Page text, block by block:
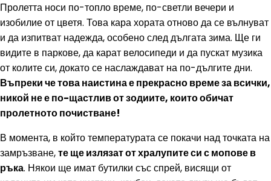
Пролетта носи по-топло време, по-светли вечери и
изобилие от цветя. Това кара хората отново да се вълнуват
и да изпитват надежда, особено след дългата зима. Ще ги
видите в паркове, да карат велосипеди и да пускат музика
от колите си, докато се наслаждават на по-дългите дни.
Въпреки че това наистина е прекрасно време за всички,
никой не е по-щастлив от зодиите, които обичат
пролетното почистване!
В момента, в който температурата се покачи над точката на
замръзване,те ще излязат от хралупите си с мопове в
ръка. Някои ще имат бутилки със спрей, висящи от